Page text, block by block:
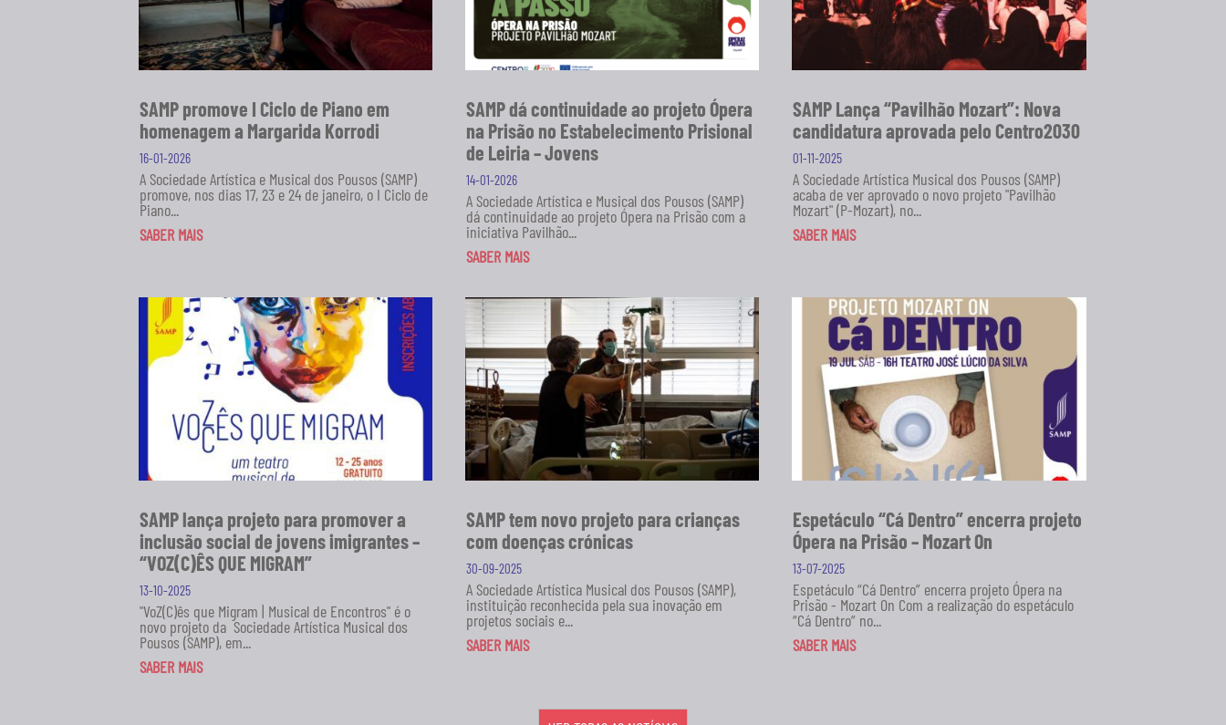
SAMP promove I Ciclo de Piano em
homenagem a Margarida Korrodi
16-01-2026
A Sociedade Artística e Musical dos Pousos (SAMP)
promove, nos dias 17, 23 e 24 de janeiro, o I Ciclo de
Piano...
SABER MAIS
SAMP dá continuidade ao projeto Ópera
na Prisão no Estabelecimento Prisional
de Leiria – Jovens
14-01-2026
A Sociedade Artística e Musical dos Pousos (SAMP)
dá continuidade ao projeto Ópera na Prisão com a
iniciativa Pavilhão...
SABER MAIS
SAMP Lança “Pavilhão Mozart”: Nova
candidatura aprovada pelo Centro2030
01-11-2025
A Sociedade Artística Musical dos Pousos (SAMP)
acaba de ver aprovado o novo projeto "Pavilhão
Mozart" (P-Mozart), no...
SABER MAIS
SAMP lança projeto para promover a
inclusão social de jovens imigrantes –
“VOZ(C)ÊS QUE MIGRAM”
13-10-2025
"VoZ(C)ês que Migram | Musical de Encontros" é o
novo projeto da Sociedade Artística Musical dos
Pousos (SAMP), em...
SABER MAIS
SAMP tem novo projeto para crianças
com doenças crónicas
30-09-2025
A Sociedade Artística Musical dos Pousos (SAMP),
instituição reconhecida pela sua inovação em
projetos sociais e...
SABER MAIS
Espetáculo “Cá Dentro” encerra projeto
Ópera na Prisão – Mozart On
13-07-2025
Espetáculo “Cá Dentro” encerra projeto Ópera na
Prisão - Mozart On Com a realização do espetáculo
“Cá Dentro” no...
SABER MAIS